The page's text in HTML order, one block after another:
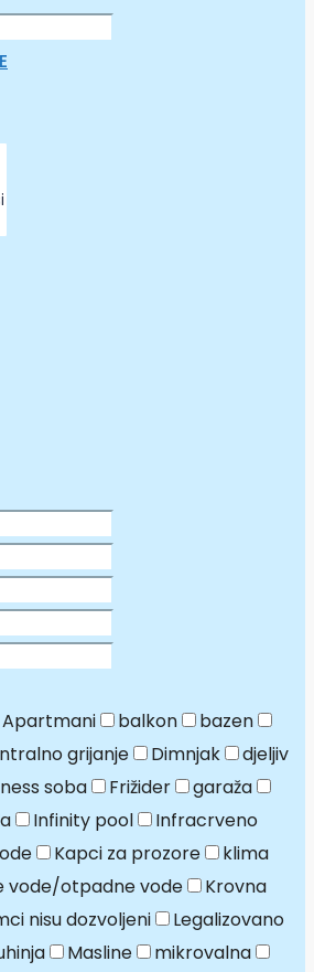
Apartmani balkon
bazen
grijanje Dimnjak
djeljiv
soba Frižider
garaža
Infinity pool
Infracrveno
Kapci za prozore
klima
vode/otpadne vode
Krovna
nisu dozvoljeni
Legalizovano
Masline
mikrovalna